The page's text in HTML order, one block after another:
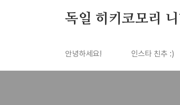
독일 히키코모리
안녕하세요! 인스타 친추 :)